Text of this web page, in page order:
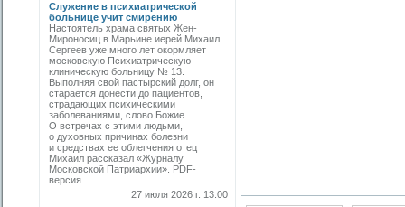
Служение в психиатрической
больнице учит смирению
Настоятель храма святых Жен-
Мироносиц в Марьине иерей Михаил
Сергеев уже много лет окормляет
московскую Психиатрическую
клиническую больницу № 13.
Выполняя свой пастырский долг, он
старается донести до пациентов,
страдающих психическими
заболеваниями, слово Божие.
О встречах с этими людьми,
о духовных причинах болезни
и средствах ее облегчения отец
Михаил рассказал «Журналу
Московской Патриархии». PDF-
версия.
27 июля 2026 г. 13:00